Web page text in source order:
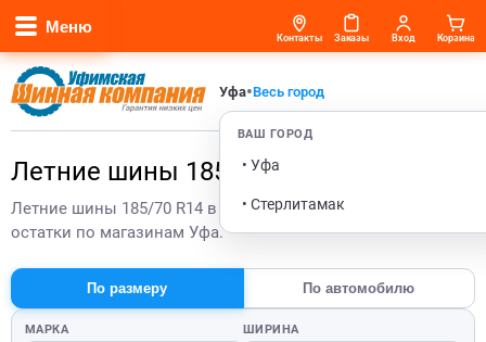
Меню
Уфа•Весь город
ВАШ ГОРОД
• Уфа
• Стерлитамак
Контакты Заказы Вход Корзина
Летние шины 185/70 R14 в Уфе
Летние шины 185/70 R14 в Уфе — актуальные цены и
остатки по магазинам Уфа.
По размеру По автомобилю
МАРКА ШИРИНА